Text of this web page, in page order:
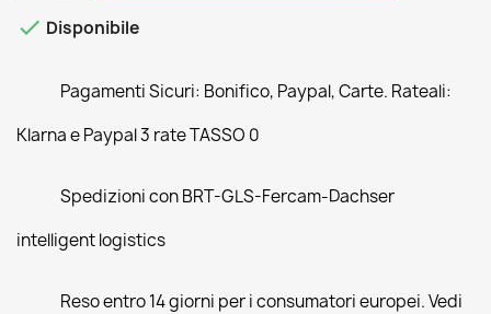
 Disponibile
Pagamenti Sicuri: Bonifico, Paypal, Carte. Rateali:
Klarna e Paypal 3 rate TASSO 0
Spedizioni con BRT-GLS-Fercam-Dachser
intelligent logistics
Reso entro 14 giorni per i consumatori europei. Vedi